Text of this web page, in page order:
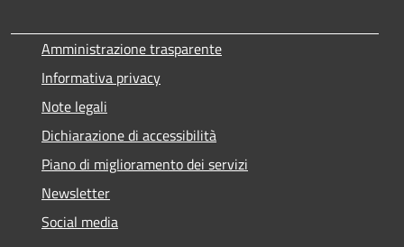
Amministrazione trasparente
Informativa privacy
Note legali
Dichiarazione di accessibilità
Piano di miglioramento dei servizi
Newsletter
Social media